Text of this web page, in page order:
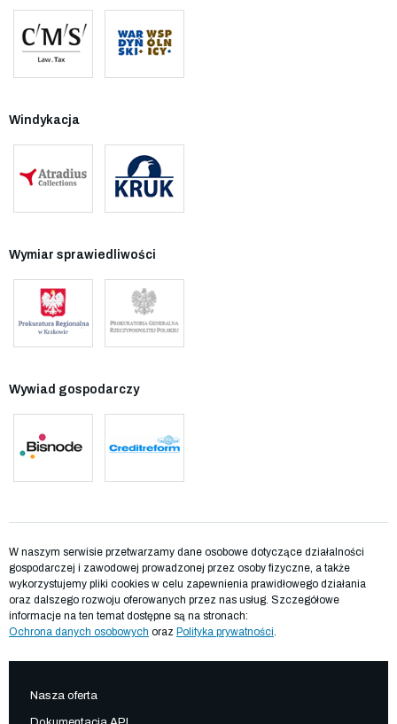
Windykacja
Wymiar sprawiedliwości
Wywiad gospodarczy
W naszym serwisie przetwarzamy dane osobowe dotyczące działalności
gospodarczej i zawodowej prowadzonej przez osoby fizyczne, a także
wykorzystujemy pliki cookies w celu zapewnienia prawidłowego działania
oraz dalszego rozwoju oferowanych przez nas usług. Szczegółowe
informacje na ten temat dostępne są na stronach:
Ochrona danych osobowych oraz Polityka prywatności.
Nasza oferta